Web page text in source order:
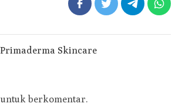
untuk berkomentar.